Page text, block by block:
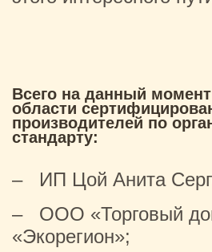
Всего на данный
области
производителей по
стандарту:
– ИП Цой Анита
– ООО «Торговый
«Экорегион»;